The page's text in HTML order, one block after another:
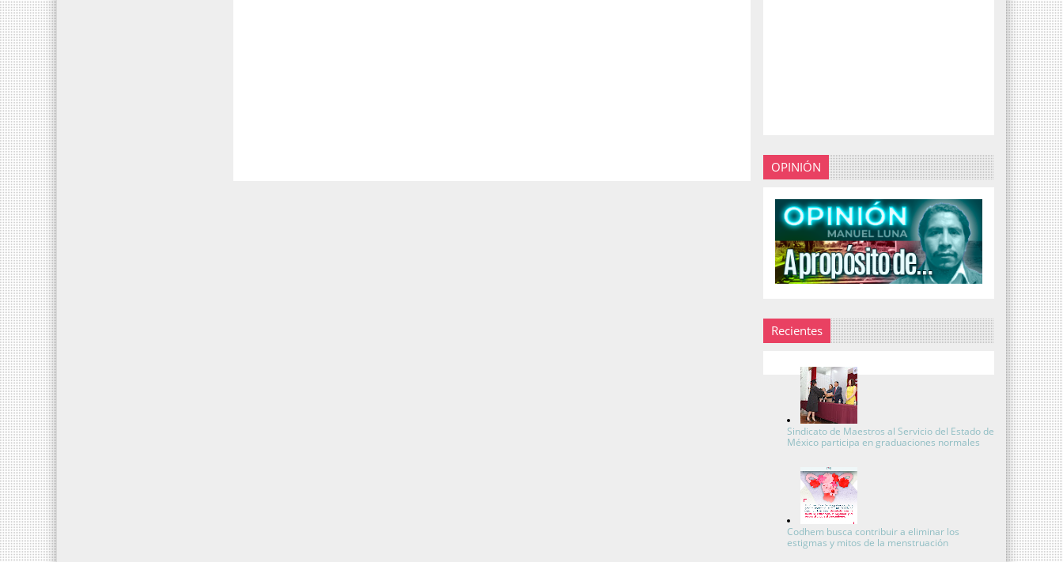
OPINIÓN
Recientes
Sindicato de Maestros al Servicio del Estado de
México participa en graduaciones normales
Codhem busca contribuir a eliminar los
estigmas y mitos de la menstruación